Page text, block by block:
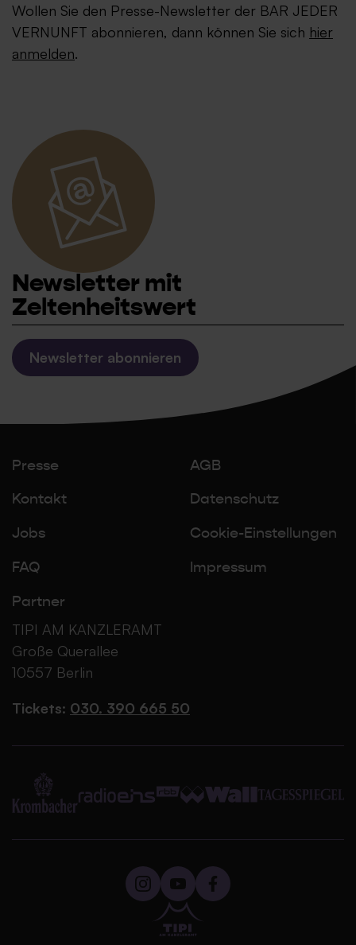
Wollen Sie den Presse-Newsletter der BAR JEDER
VERNUNFT abonnieren, dann können Sie sich hier
anmelden.
Newsletter mit
Zeltenheitswert
Newsletter abonnieren
Presse
Kontakt
Jobs
FAQ
Partner
AGB
Datenschutz
Cookie-Einstellungen
Impressum
TIPI AM KANZLERAMT
Große Querallee
10557 Berlin
Tickets: 030. 390 665 50
TIPI AM KANZLERAMT auf
TIPI AM KANZLERAMT auf